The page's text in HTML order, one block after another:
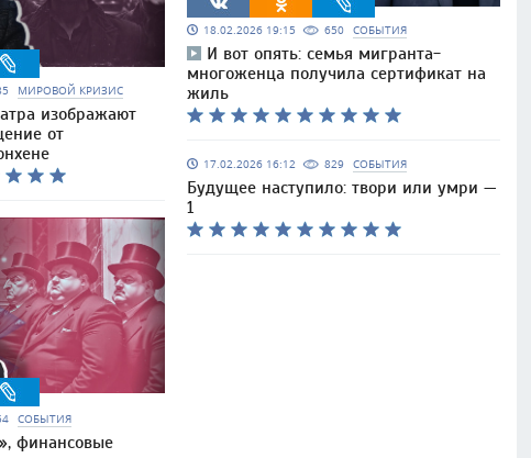
МИРОВОЙ КРИЗИС
изображают
от
СОБЫТИЯ
финансовые
18.02.2026 19:15 650 СОБЫТИЯ
И вот опять: семья мигранта-
многоженца получила сертификат на
жиль
17.02.2026 16:12 829 СОБЫТИЯ
Будущее наступило: твори или умри —
1